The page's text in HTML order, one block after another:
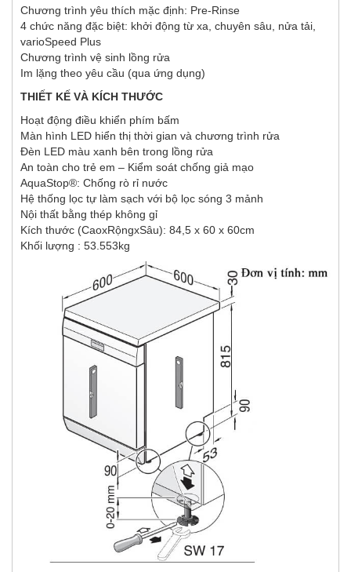
Chương trình yêu thích mặc định: Pre-Rinse
4 chức năng đặc biệt: khởi động từ xa, chuyên sâu, nửa tải,
varioSpeed ​​Plus
Chương trình vệ sinh lồng rửa
Im lặng theo yêu cầu (qua ứng dụng)
THIẾT KẾ VÀ KÍCH THƯỚC
Hoạt động điều khiển phím bấm
Màn hình LED hiển thị thời gian và chương trình rửa
Đèn LED màu xanh bên trong lồng rửa
An toàn cho trẻ em – Kiểm soát chống giả mạo
AquaStop®: Chống rò rỉ nước
Hệ thống lọc tự làm sạch với bộ lọc sóng 3 mảnh
Nội thất bằng thép không gỉ
Kích thước (CaoxRộngxSâu): 84,5 x 60 x 60cm
Khối lượng : 53.553kg